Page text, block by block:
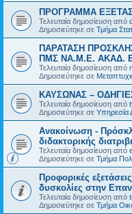
ΠΡΟΓΡΑΜΜΑ
Τελευταία δημοσίευση από
Δημοσιεύτηκε σε Τμήμα
ΠΑΡΑΤΑΣΗ
ΠΜΣ ΝΑ.Μ.Ε. ΑΚΑΔ.
Τελευταία δημοσίευση από
Δημοσιεύτηκε σε
ΚΑΥΣΩΝΑΣ –
Τελευταία δημοσίευση από
Δημοσιεύτηκε σε Υπηρεσία
Ανακοίνωση -
διδακτορικής
Τελευταία δημοσίευση από
Δημοσιεύτηκε σε Τμήμα
Προφορικές
δυσκολίες στην
Τελευταία δημοσίευση από
Δημοσιεύτηκε σε Τμήμα